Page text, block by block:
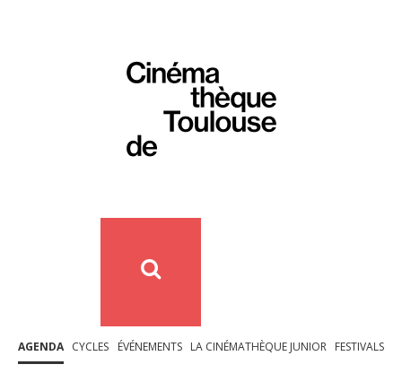
AGENDA CYCLES ÉVÉNEMENTS LA CINÉMATHÈQUE JUNIOR FESTIVALS